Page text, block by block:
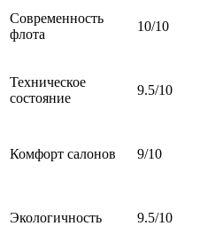
Современность
флота
10/10
Техническое
состояние
9.5/10
Комфорт салонов 9/10
Экологичность 9.5/10